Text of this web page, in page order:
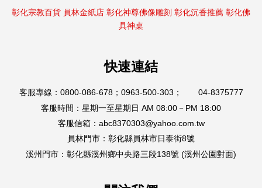
彰化宗教百貨 員林金紙店 彰化神尊佛像雕刻 彰化沉香推薦 彰化佛
具神桌
快速連結
客服專線：0800-086-678；0963-500-303； 04-8375777
客服時間：星期一至星期日 AM 08:00－PM 18:00
客服信箱：abc8370303@yahoo.com.tw
員林門市：彰化縣員林市日泰街8號
溪州門市：彰化縣溪州鄉中央路三段138號 (溪州公園對面)